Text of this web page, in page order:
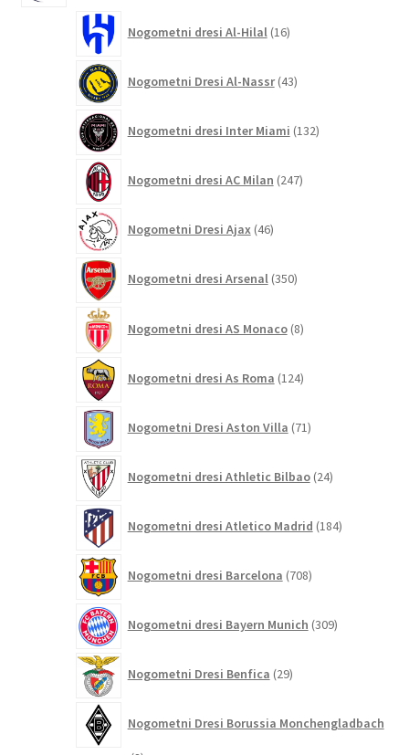
Nogometni dresi Al-Hilal 16izdelkov
Nogometni Dresi Al-Nassr 43izdelkov
Nogometni dresi Inter Miami 132izdelkov
Nogometni dresi AC Milan 247izdelkov
Nogometni Dresi Ajax 46izdelkov
Nogometni dresi Arsenal 350izdelkov
Nogometni dresi AS Monaco 8izdelkov
Nogometni dresi As Roma 124izdelkov
Nogometni Dresi Aston Villa 71izdelkov
Nogometni dresi Athletic Bilbao 24izdelkov
Nogometni dresi Atletico Madrid 184izdelkov
Nogometni dresi Barcelona 708izdelkov
Nogometni dresi Bayern Munich 309izdelkov
Nogometni Dresi Benfica 29izdelkov
Nogometni Dresi Borussia Monchengladbach